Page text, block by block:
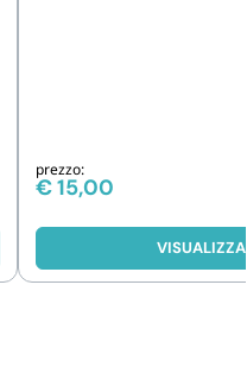
prezzo:
€15,00
VISUALIZZA